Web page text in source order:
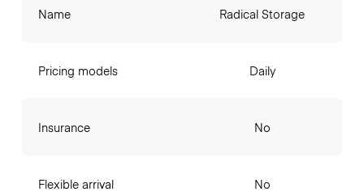
Name
Pricing models
Insurance
Flexible arrival
Radical Storage
Daily
No
No